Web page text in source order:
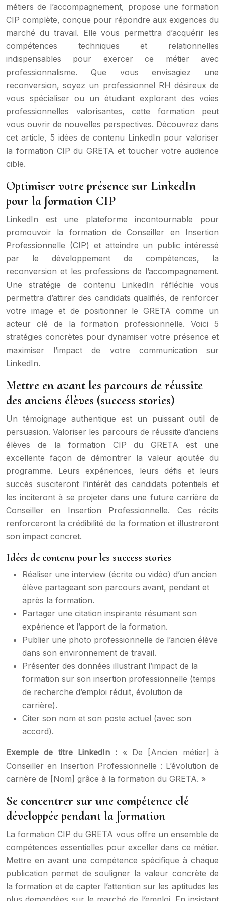
métiers de l’accompagnement, propose une formation
CIP complète, conçue pour répondre aux exigences du
marché du travail. Elle vous permettra d’acquérir les
compétences techniques et relationnelles
indispensables pour exercer ce métier avec
professionnalisme. Que vous envisagiez une
reconversion, soyez un professionnel RH désireux de
vous spécialiser ou un étudiant explorant des voies
professionnelles valorisantes, cette formation peut
vous ouvrir de nouvelles perspectives. Découvrez dans
cet article, 5 idées de contenu LinkedIn pour valoriser
la formation CIP du GRETA et toucher votre audience
cible.
Optimiser votre présence sur LinkedIn
pour la formation CIP
LinkedIn est une plateforme incontournable pour
promouvoir la formation de Conseiller en Insertion
Professionnelle (CIP) et atteindre un public intéressé
par le développement de compétences, la
reconversion et les professions de l’accompagnement.
Une stratégie de contenu LinkedIn réfléchie vous
permettra d’attirer des candidats qualifiés, de renforcer
votre image et de positionner le GRETA comme un
acteur clé de la formation professionnelle. Voici 5
stratégies concrètes pour dynamiser votre présence et
maximiser l’impact de votre communication sur
LinkedIn.
Mettre en avant les parcours de réussite
des anciens élèves (success stories)
Un témoignage authentique est un puissant outil de
persuasion. Valoriser les parcours de réussite d’anciens
élèves de la formation CIP du GRETA est une
excellente façon de démontrer la valeur ajoutée du
programme. Leurs expériences, leurs défis et leurs
succès susciteront l’intérêt des candidats potentiels et
les inciteront à se projeter dans une future carrière de
Conseiller en Insertion Professionnelle. Ces récits
renforceront la crédibilité de la formation et illustreront
son impact concret.
Idées de contenu pour les success stories
Réaliser une interview (écrite ou vidéo) d’un ancien
élève partageant son parcours avant, pendant et
après la formation.
Partager une citation inspirante résumant son
expérience et l’apport de la formation.
Publier une photo professionnelle de l’ancien élève
dans son environnement de travail.
Présenter des données illustrant l’impact de la
formation sur son insertion professionnelle (temps
de recherche d’emploi réduit, évolution de
carrière).
Citer son nom et son poste actuel (avec son
accord).
Exemple de titre LinkedIn : « De [Ancien métier] à
Conseiller en Insertion Professionnelle : L’évolution de
carrière de [Nom] grâce à la formation du GRETA. »
Se concentrer sur une compétence clé
développée pendant la formation
La formation CIP du GRETA vous offre un ensemble de
compétences essentielles pour exceller dans ce métier.
Mettre en avant une compétence spécifique à chaque
publication permet de souligner la valeur concrète de
la formation et de capter l’attention sur les aptitudes les